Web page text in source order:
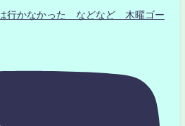
行かなかった などなど 木曜ゴー